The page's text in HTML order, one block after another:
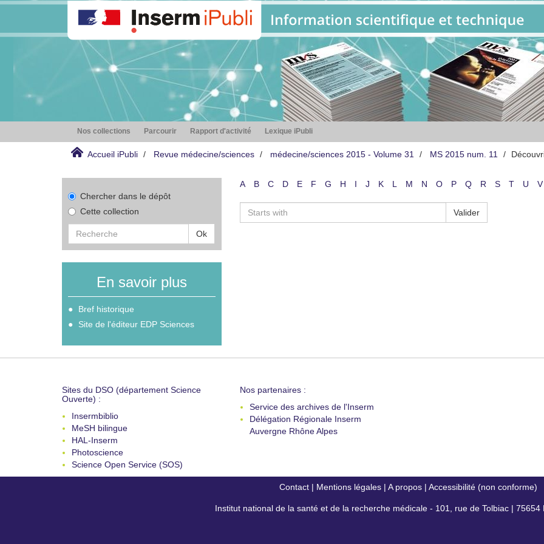
Nos collections Parcourir Rapport d'activité Lexique iPubli
Accueil iPubli Revue médecine/sciences médecine/sciences 2015 - Volume 31 MS 2015 num. 11
Chercher dans le dépôt
Cette collection
Ok
En savoir plus
Bref historique
Site de l'éditeur EDP Sciences
A B C D E F G H I J K L M N O P Q R S T U V
Valider
Sites du DSO (département Science
Ouverte) :
Insermbiblio
MeSH bilingue
HAL-Inserm
Photoscience
Science Open Service (SOS)
Nos partenaires :
Service des archives de l'Inserm
Délégation Régionale Inserm
Auvergne Rhône Alpes
Contact| Mentions légales| A propos| Accessibilité (non conforme)
Institut national de la santé et de la recherche médicale - 101, rue de Tolbiac | 75654